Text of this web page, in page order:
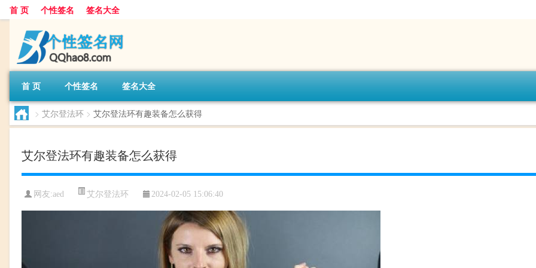
首 页 个性签名 签名大全
首 页 个性签名 签名大全
> 艾尔登法环 > 艾尔登法环有趣装备怎么获得
艾尔登法环有趣装备怎么获得
网友:aed 艾尔登法环 2024-02-05 15:06:40